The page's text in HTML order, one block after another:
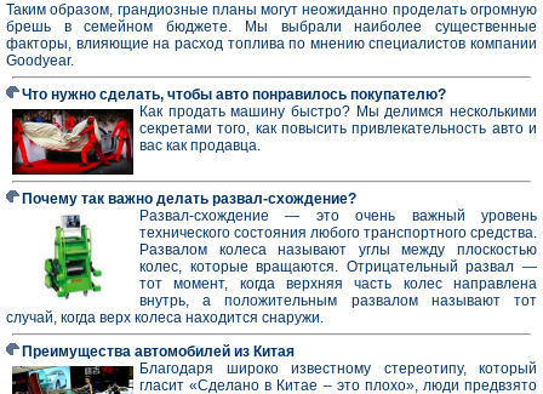
Таким образом, грандиозные планы могут неожиданно проделать огромную
брешь в семейном бюджете. Мы выбрали наиболее существенные
факторы, влияющие на расход топлива по мнению специалистов компании
Goodyear.
Что нужно сделать, чтобы авто понравилось покупателю?
Как продать машину быстро? Мы делимся несколькими
секретами того, как повысить привлекательность авто и
вас как продавца.
Почему так важно делать развал-схождение?
Развал-схождение — это очень важный уровень
технического состояния любого транспортного средства.
Развалом колеса называют углы между плоскостью
колес, которые вращаются. Отрицательный развал —
тот момент, когда верхняя часть колес направлена
внутрь, а положительным развалом называют тот
случай, когда верх колеса находится снаружи.
Преимущества автомобилей из Китая
Благодаря широко известному стереотипу, который
гласит «Сделано в Китае – это плохо», люди предвзято